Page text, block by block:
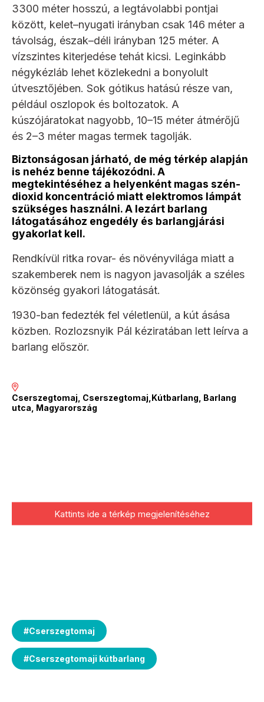
3300 méter hosszú, a legtávolabbi pontjai
között, kelet–nyugati irányban csak 146 méter a
távolság, észak–déli irányban 125 méter. A
vízszintes kiterjedése tehát kicsi. Leginkább
négykézláb lehet közlekedni a bonyolult
útvesztőjében. Sok gótikus hatású része van,
például oszlopok és boltozatok. A
kúszójáratokat nagyobb, 10–15 méter átmérőjű
és 2–3 méter magas termek tagolják.
Biztonságosan járható, de még térkép alapján
is nehéz benne tájékozódni. A
megtekintéséhez a helyenként magas szén-
dioxid koncentráció miatt elektromos lámpát
szükséges használni. A lezárt barlang
látogatásához engedély és barlangjárási
gyakorlat kell.
Rendkívül ritka rovar- és növényvilága miatt a
szakemberek nem is nagyon javasolják a széles
közönség gyakori látogatását.
1930-ban fedezték fel véletlenül, a kút ásása
közben. Rozlozsnyik Pál kéziratában lett leírva a
barlang először.
Cserszegtomaj, Cserszegtomaj,Kútbarlang, Barlang
utca, Magyarország
Kattints ide a térkép megjelenítéséhez
#Cserszegtomaj
#Cserszegtomaji kútbarlang